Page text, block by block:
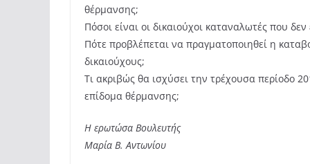
θέρμανσης;
Πόσοι είναι οι δικαιούχοι καταναλωτές που
Πότε προβλέπεται να πραγματοποιηθεί η
δικαιούχους;
Τι ακριβώς θα ισχύσει την τρέχουσα περίοδο
επίδομα θέρμανσης;
Η ερωτώσα Βουλευτής
Μαρία Β. Αντωνίου